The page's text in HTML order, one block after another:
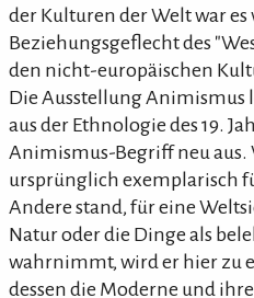
der Kulturen der Welt war es
Beziehungsgeflecht des
den nicht-europäischen
Die Ausstellung Animismus
aus der Ethnologie des 19.
Animismus-Begriff neu
ursprünglich exemplarisch
Andere stand, für eine
Natur oder die Dinge als
wahrnimmt, wird er hier zu
dessen die Moderne und